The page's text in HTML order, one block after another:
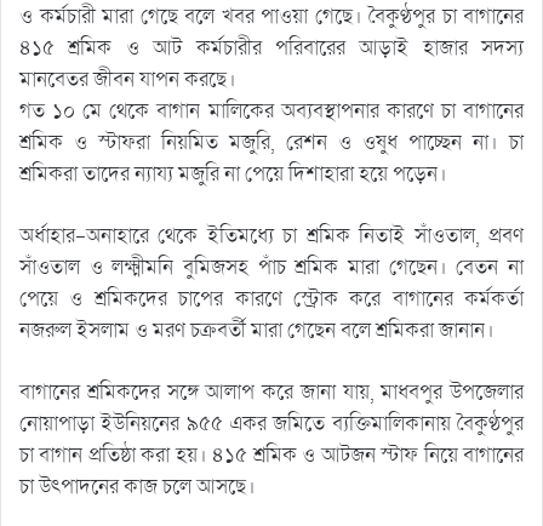
ও কর্মচারী মারা গেছে বলে খবর পাওয়া গেছে। বৈকুণ্ঠপুর চা বাগানের
৪১৫ শ্রমিক ও আট কর্মচারীর পরিবারের আড়াই হাজার সদস্য
মানবেতর জীবন যাপন করছে।
গত ১০ মে থেকে বাগান মালিকের অব্যবস্থাপনার কারণে চা বাগানের
শ্রমিক ও স্টাফরা নিয়মিত মজুরি, রেশন ও ওষুধ পাচ্ছেন না। চা
শ্রমিকরা তাদের ন্যায্য মজুরি না পেয়ে দিশাহারা হয়ে পড়েন।
অর্ধাহার-অনাহারে থেকে ইতিমধ্যে চা শ্রমিক নিতাই সাঁওতাল, প্রবণ
সাঁওতাল ও লক্ষ্মীমনি বুমিজসহ পাঁচ শ্রমিক মারা গেছেন। বেতন না
পেয়ে ও শ্রমিকদের চাপের কারণে স্ট্রোক করে বাগানের কর্মকর্তা
নজরুল ইসলাম ও মরণ চক্রবর্তী মারা গেছেন বলে শ্রমিকরা জানান।
বাগানের শ্রমিকদের সঙ্গে আলাপ করে জানা যায়, মাধবপুর উপজেলার
নোয়াপাড়া ইউনিয়নের ৯৫৫ একর জমিতে ব্যক্তিমালিকানায় বৈকুণ্ঠপুর
চা বাগান প্রতিষ্ঠা করা হয়। ৪১৫ শ্রমিক ও আটজন স্টাফ নিয়ে বাগানের
চা উৎপাদনের কাজ চলে আসছে।